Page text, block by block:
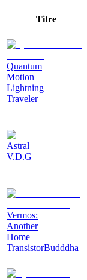
Titre
Quantum
Motion
Lightning
Traveler
Astral
V.D.G
Vermos:
Another
Home
TransistorBudddha